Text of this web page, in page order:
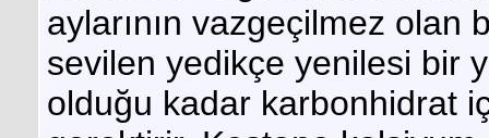
aylarının vazgeçilmez
sevilen yedikçe yenilesi bir
olduğu kadar karbonhidrat